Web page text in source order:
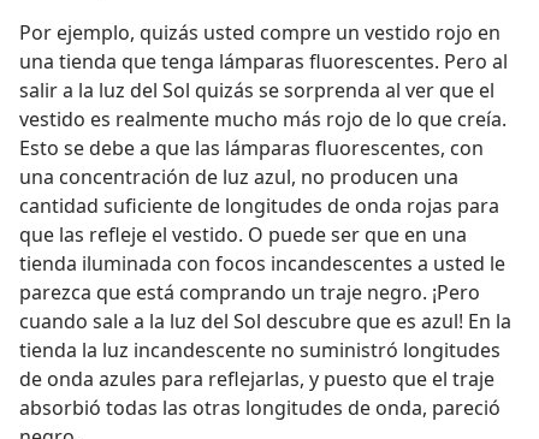
Por ejemplo, quizás usted compre un vestido rojo en
una tienda que tenga lámparas fluorescentes. Pero al
salir a la luz del Sol quizás se sorprenda al ver que el
vestido es realmente mucho más rojo de lo que creía.
Esto se debe a que las lámparas fluorescentes, con
una concentración de luz azul, no producen una
cantidad suficiente de longitudes de onda rojas para
que las refleje el vestido. O puede ser que en una
tienda iluminada con focos incandescentes a usted le
parezca que está comprando un traje negro. ¡Pero
cuando sale a la luz del Sol descubre que es azul! En la
tienda la luz incandescente no suministró longitudes
de onda azules para reflejarlas, y puesto que el traje
absorbió todas las otras longitudes de onda, pareció